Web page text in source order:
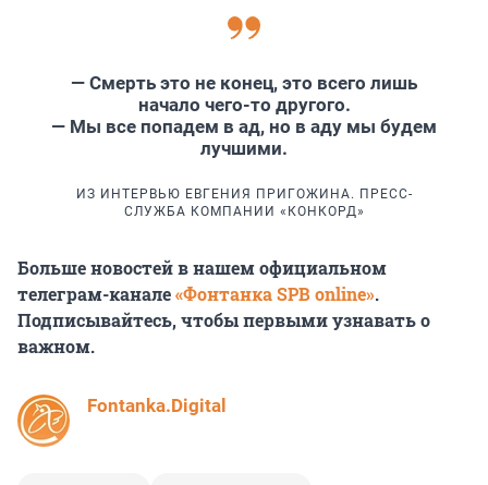
— Смерть это не конец, это всего лишь
начало чего-то другого.
— Мы все попадем в ад, но в аду мы будем
лучшими.
ИЗ ИНТЕРВЬЮ ЕВГЕНИЯ ПРИГОЖИНА. ПРЕСС-
СЛУЖБА КОМПАНИИ «КОНКОРД»
Больше новостей в нашем официальном
телеграм-канале«Фонтанка SPB online».
Подписывайтесь, чтобы первыми узнавать о
важном.
Fontanka.Digital